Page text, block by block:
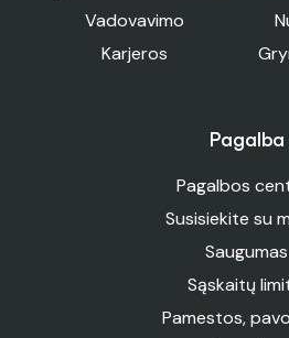
Vadovavimo
Karjeros
Pagalba
Pagalbos
Susisiekite su
Saugumas
Sąskaitų
Pamestos,